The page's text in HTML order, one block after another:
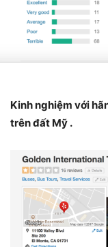
Kinh nghiệm với
trên đất Mỹ .